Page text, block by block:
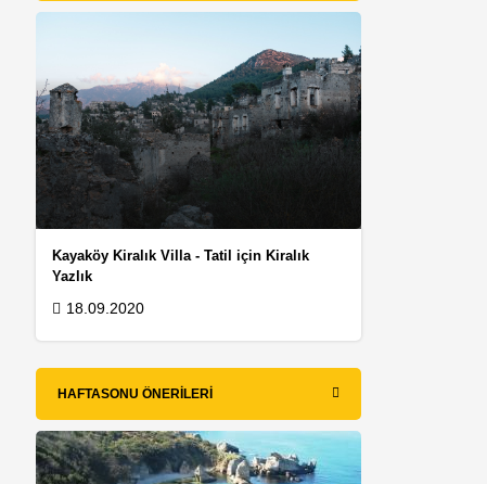
Kayaköy Kiralık Villa - Tatil için Kiralık
Yazlık
18.09.2020
HAFTASONU ÖNERILERI